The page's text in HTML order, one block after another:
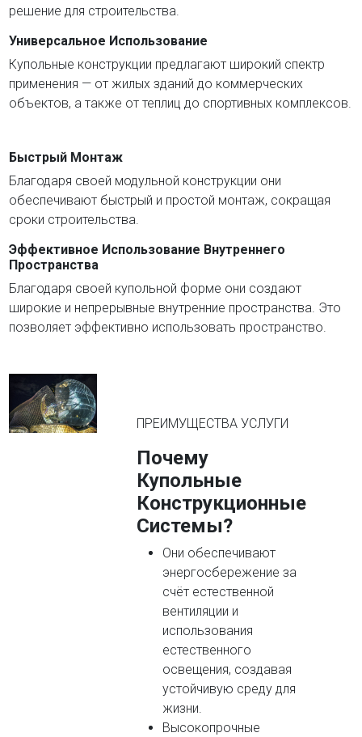
решение для строительства.
Универсальное Использование
Купольные конструкции предлагают широкий спектр
применения — от жилых зданий до коммерческих
объектов, а также от теплиц до спортивных комплексов.
Быстрый Монтаж
Благодаря своей модульной конструкции они
обеспечивают быстрый и простой монтаж, сокращая
сроки строительства.
Эффективное Использование Внутреннего
Пространства
Благодаря своей купольной форме они создают
широкие и непрерывные внутренние пространства. Это
позволяет эффективно использовать пространство.
ПРЕИМУЩЕСТВА УСЛУГИ
Почему
Купольные
Конструкционные
Системы?
Они обеспечивают
энергосбережение за
счёт естественной
вентиляции и
использования
естественного
освещения, создавая
устойчивую среду для
жизни.
Высокопрочные